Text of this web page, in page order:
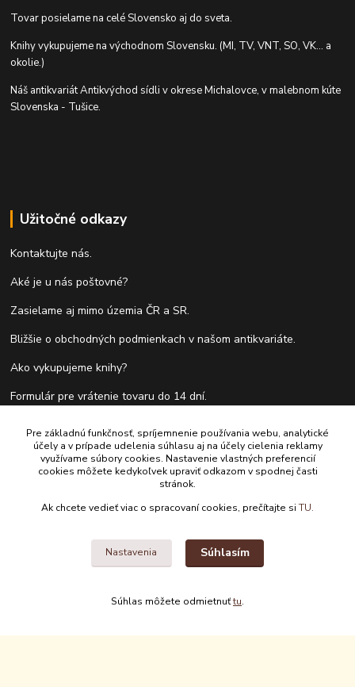
Tovar posielame na celé Slovensko aj do sveta.
Knihy vykupujeme na východnom Slovensku. (MI, TV, VNT, SO, VK... a
okolie.)
Náš antikvariát Antikvýchod sídli v okrese Michalovce, v malebnom kúte
Slovenska - Tušice.
Užitočné odkazy
Kontaktujte nás.
Aké je u nás poštovné?
Zasielame aj mimo územia ČR a SR.
Bližšie o obchodných podmienkach v našom antikvariáte.
Ako vykupujeme knihy?
Formulár pre vrátenie tovaru do 14 dní.
Kontakty
antikvariat@antikvychod.sk
Pre základnú funkčnosť, spríjemnenie používania webu, analytické
účely a v prípade udelenia súhlasu aj na účely cielenia reklamy
využívame súbory cookies. Nastavenie vlastných preferencií
cookies môžete kedykoľvek upraviť odkazom v spodnej časti
stránok.
Ak chcete vedieť viac o spracovaní cookies, prečítajte siTU.
Nastavenia Súhlasím
Súhlas môžete odmietnuťtu.